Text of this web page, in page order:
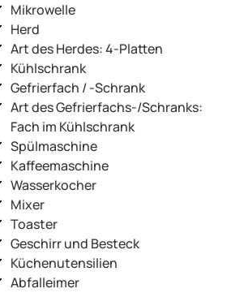
Mikrowelle
Herd
Art des Herdes: 4-Platten
Kühlschrank
Gefrierfach / -Schrank
Art des Gefrierfachs-/Schranks:
Fach im Kühlschrank
Spülmaschine
Kaffeemaschine
Wasserkocher
Mixer
Toaster
Geschirr und Besteck
Küchenutensilien
Abfalleimer